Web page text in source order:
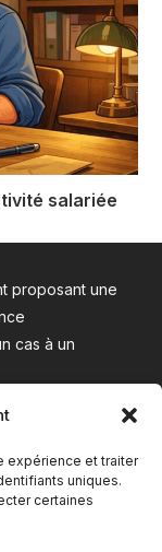
expérience et traiter
uniques.
certaines
salariée
proposant une
cas à un